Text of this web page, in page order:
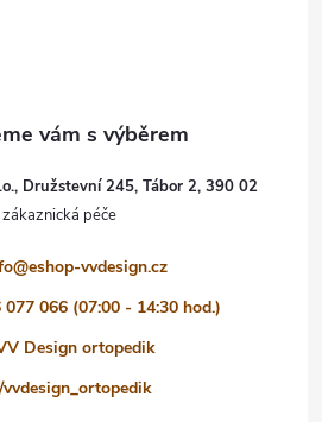
Družstevní 245, Tábor 2, 390 02
@eshop-vvdesign.cz
077 066 (07:00 - 14:30 hod.)
Design ortopedik